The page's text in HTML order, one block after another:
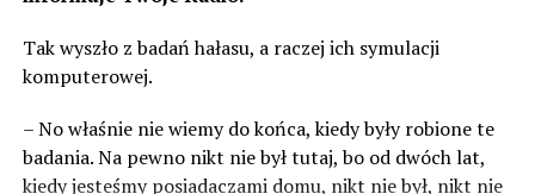
Tak wyszło z badań hałasu, a raczej ich symulacji
komputerowej.
– No właśnie nie wiemy do końca, kiedy były robione te
badania. Na pewno nikt nie był tutaj, bo od dwóch lat,
kiedy jesteśmy posiadaczami domu, nikt nie był, nikt nie